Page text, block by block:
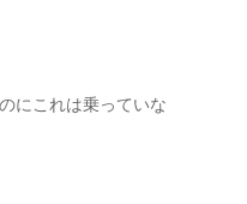
にこれは乗っていな